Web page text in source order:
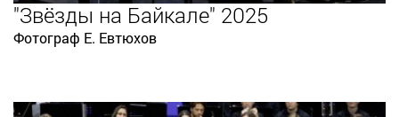
"Звёзды на Байкале" 2025
Фотограф Е. Евтюхов